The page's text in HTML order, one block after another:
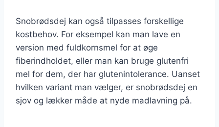
Snobrødsdej kan også tilpasses forskellige
kostbehov. For eksempel kan man lave en
version med fuldkornsmel for at øge
fiberindholdet, eller man kan bruge glutenfri
mel for dem, der har glutenintolerance. Uanset
hvilken variant man vælger, er snobrødsdej en
sjov og lækker måde at nyde madlavning på.